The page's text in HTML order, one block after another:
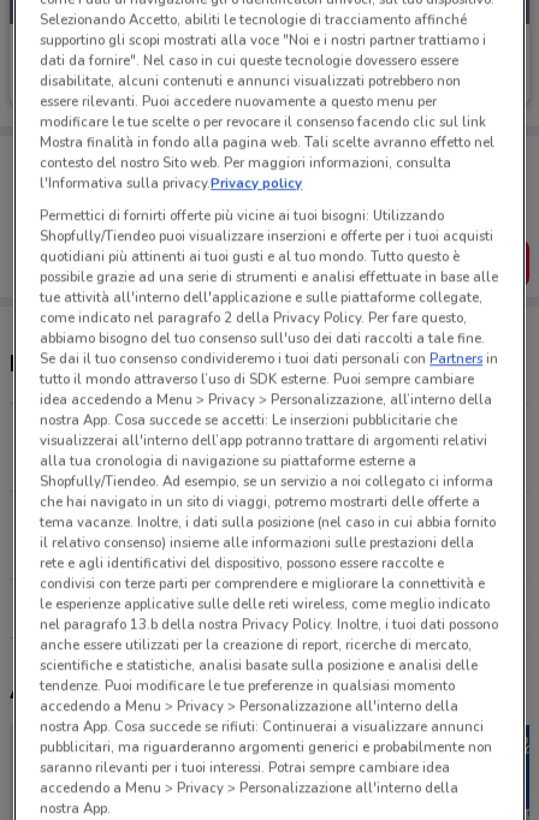
Beauty Si
Scade il 23/08
Porta DoveConviene sempre con te!
Puoi trovare le migliori offerte dei negozi vicino a te,
dal tuo cellulare.
SCARICA L’APP
Negozi Beauty Si nelle vicinanze
Via Dei Castani, 256 B-C Roma
10.4 km
Via Dei Sette Metri, 66/o Moretta
18.1 km
Tutti i negozi Beauty Si
Altri volantini nelle vicinanze
Selezionando Accetto, abiliti le tecnologie di tracciamento affinché
supportino gli scopi mostrati alla voce "Noi e i nostri partner trattiamo i
dati da fornire". Nel caso in cui queste tecnologie dovessero essere
disabilitate, alcuni contenuti e annunci visualizzati potrebbero non
essere rilevanti. Puoi accedere nuovamente a questo menu per
modificare le tue scelte o per revocare il consenso facendo clic sul link
Mostra finalità in fondo alla pagina web. Tali scelte avranno effetto nel
contesto del nostro Sito web. Per maggiori informazioni, consulta
l'Informativa sulla privacy.Privacy policy
Permettici di fornirti offerte più vicine ai tuoi bisogni: Utilizzando
Shopfully/Tiendeo puoi visualizzare inserzioni e offerte per i tuoi acquisti
quotidiani più attinenti ai tuoi gusti e al tuo mondo. Tutto questo è
possibile grazie ad una serie di strumenti e analisi effettuate in base alle
tue attività all'interno dell'applicazione e sulle piattaforme collegate,
come indicato nel paragrafo 2 della Privacy Policy. Per fare questo,
abbiamo bisogno del tuo consenso sull'uso dei dati raccolti a tale fine.
Se dai il tuo consenso condivideremo i tuoi dati personali conPartnersin
tutto il mondo attraverso l’uso di SDK esterne. Puoi sempre cambiare
idea accedendo a Menu > Privacy > Personalizzazione, all’interno della
nostra App. Cosa succede se accetti: Le inserzioni pubblicitarie che
visualizzerai all'interno dell’app potranno trattare di argomenti relativi
alla tua cronologia di navigazione su piattaforme esterne a
Shopfully/Tiendeo. Ad esempio, se un servizio a noi collegato ci informa
che hai navigato in un sito di viaggi, potremo mostrarti delle offerte a
tema vacanze. Inoltre, i dati sulla posizione (nel caso in cui abbia fornito
il relativo consenso) insieme alle informazioni sulle prestazioni della
rete e agli identificativi del dispositivo, possono essere raccolte e
condivisi con terze parti per comprendere e migliorare la connettività e
le esperienze applicative sulle delle reti wireless, come meglio indicato
nel paragrafo 13.b della nostra Privacy Policy. Inoltre, i tuoi dati possono
anche essere utilizzati per la creazione di report, ricerche di mercato,
scientifiche e statistiche, analisi basate sulla posizione e analisi delle
tendenze. Puoi modificare le tue preferenze in qualsiasi momento
accedendo a Menu > Privacy > Personalizzazione all'interno della
nostra App. Cosa succede se rifiuti: Continuerai a visualizzare annunci
pubblicitari, ma riguarderanno argomenti generici e probabilmente non
saranno rilevanti per i tuoi interessi. Potrai sempre cambiare idea
accedendo a Menu > Privacy > Personalizzazione all'interno della
nostra App.